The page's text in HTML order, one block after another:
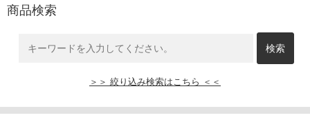
商品検索
＞＞ 絞り込み検索はこちら ＜＜